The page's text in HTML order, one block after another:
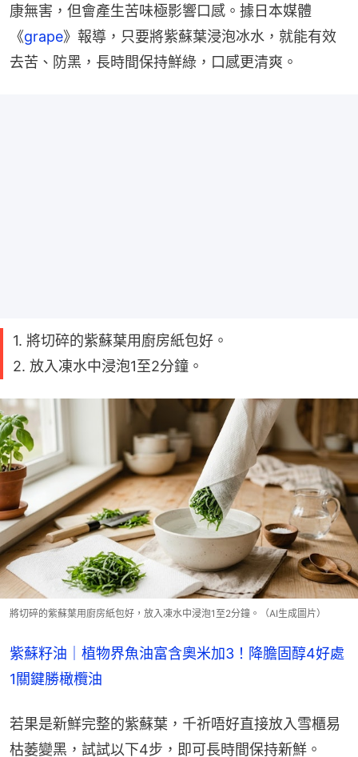
康無害，但會產生苦味極影響口感。據日本媒體
《grape》報導，只要將紫蘇葉浸泡冰水，就能有效
去苦、防黑，長時間保持鮮綠，口感更清爽。
1. 將切碎的紫蘇葉用廚房紙包好。
2. 放入凍水中浸泡1至2分鐘。
將切碎的紫蘇葉用廚房紙包好，放入凍水中浸泡1至2分鐘。（AI生成圖片）
紫蘇籽油｜植物界魚油富含奧米加3！降膽固醇4好處
1關鍵勝橄欖油
若果是新鮮完整的紫蘇葉，千祈唔好直接放入雪櫃易
枯萎變黑，試試以下4步，即可長時間保持新鮮。